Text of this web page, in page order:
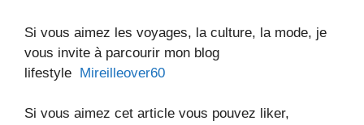
Si vous aimez les voyages, la culture, la mode, je
vous invite à parcourir mon blog
lifestyle Mireilleover60
Si vous aimez cet article vous pouvez liker,